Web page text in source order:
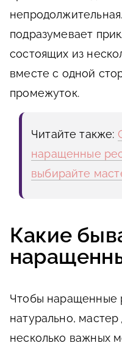
подразумевает
состоящих из
вместе с одной
промежуток.
Читайте также:
наращенные
выбирайте
Какие
Чтобы наращенные
натурально,
несколько важных